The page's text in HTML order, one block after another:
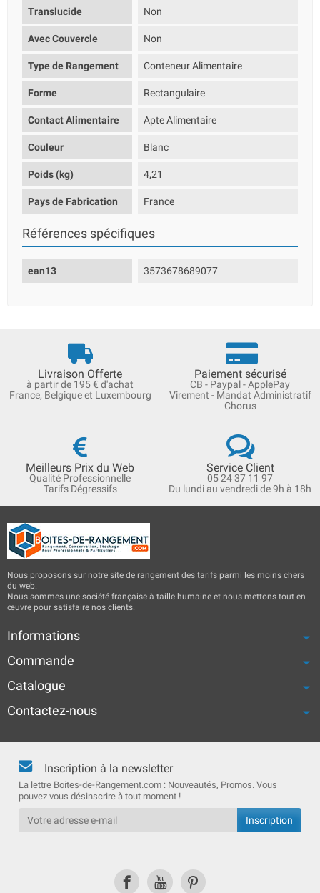
Translucide Non
Avec Couvercle Non
Type de Rangement Conteneur Alimentaire
Forme Rectangulaire
Contact Alimentaire Apte Alimentaire
Couleur Blanc
Poids (kg) 4,21
Pays de Fabrication France
Références spécifiques
ean13 3573678689077
Livraison Offerte
à partir de 195 € d'achat
France, Belgique et Luxembourg
Paiement sécurisé
CB - Paypal - ApplePay
Virement - Mandat Administratif
Chorus
Meilleurs Prix du Web
Qualité Professionnelle
Tarifs Dégressifs
Service Client
05 24 37 11 97
Du lundi au vendredi de 9h à 18h
Nous proposons sur notre site de rangement des tarifs parmi les moins chers
du web.
Nous sommes une société française à taille humaine et nous mettons tout en
œuvre pour satisfaire nos clients.
Informations
Commande
Catalogue
Contactez-nous
Inscription à la newsletter
La lettre Boites-de-Rangement.com : Nouveautés, Promos. Vous
pouvez vous désinscrire à tout moment !